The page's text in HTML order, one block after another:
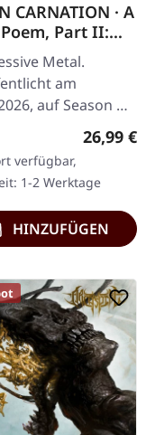
CARNATION · A
Part II:
| BLACK LP
Metal.
am
auf Season Of
Vinyl im
Cover mit
Silberdruck.
Insert mit…
26,99 €
verfügbar,
1-2 Werktage
HINZUFÜGEN